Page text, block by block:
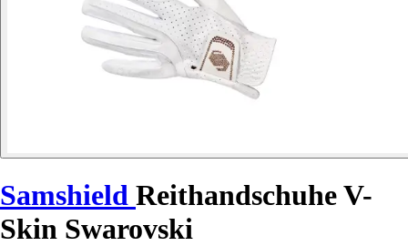
Samshield Reithandschuhe V-
Skin Swarovski